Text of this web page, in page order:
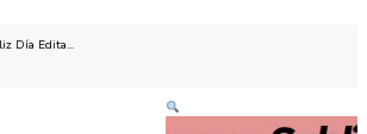
Día Edita...